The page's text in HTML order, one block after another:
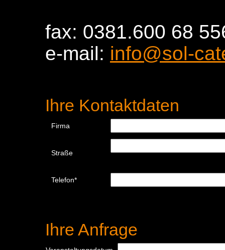
fax: 0381.600 68
e-mail: info@sol-
Ihre Kontaktdaten
Firma
Straße
Telefon*
Ihre Anfrage